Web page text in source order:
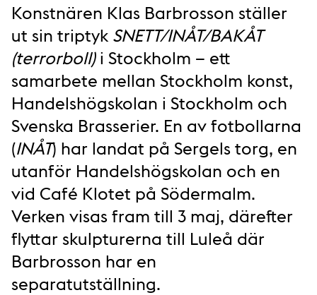
Konstnären Klas Barbrosson ställer
ut sin triptyk SNETT/INÅT/BAKÅT
(terrorboll)i Stockholm – ett
samarbete mellan Stockholm konst,
Handelshögskolan i Stockholm och
Svenska Brasserier. En av fotbollarna
(INÅT) har landat på Sergels torg, en
utanför Handelshögskolan och en
vid Café Klotet på Södermalm.
Verken visas fram till 3 maj, därefter
flyttar skulpturerna till Luleå där
Barbrosson har en
separatutställning.